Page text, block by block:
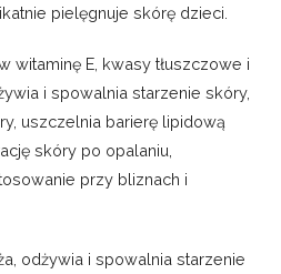
pielęgnuje skórę dzieci.
witaminę E, kwasy tłuszczowe i
i spowalnia starzenie skóry,
uszczelnia barierę lipidową
skóry po opalaniu,
przy bliznach i
odżywia i spowalnia starzenie